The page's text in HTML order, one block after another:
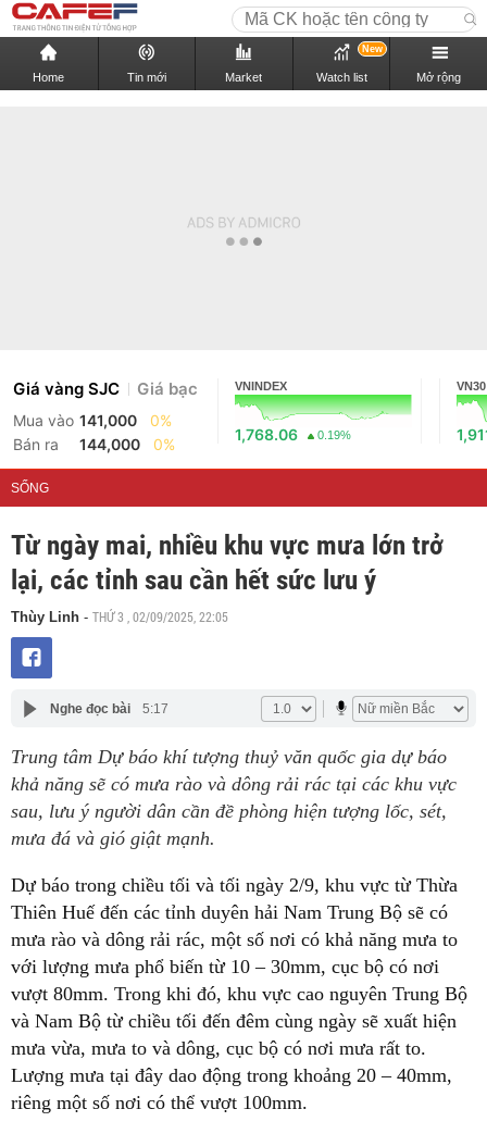
Home Tin mới Market Watch list
New
Mở rộng
Giá vàng SJC Giá bạc
Mua vào 141,000
0%
Bán ra
144,000 0%
VNINDEX
1,768.06 0.19%
VN30
SỐNG
Từ ngày mai, nhiều khu vực mưa lớn trở
lại, các tỉnh sau cần hết sức lưu ý
Thùy Linh - THỨ 3 , 02/09/2025, 22:05
Nghe đọc bài 5:17
Trung tâm Dự báo khí tượng thuỷ văn quốc gia dự báo
khả năng sẽ có mưa rào và dông rải rác tại các khu vực
sau, lưu ý người dân cần đề phòng hiện tượng lốc, sét,
mưa đá và gió giật mạnh.
Dự báo trong chiều tối và tối ngày 2/9, khu vực từ Thừa
Thiên Huế đến các tỉnh duyên hải Nam Trung Bộ sẽ có
mưa rào và dông rải rác, một số nơi có khả năng mưa to
với lượng mưa phổ biến từ 10 – 30mm, cục bộ có nơi
vượt 80mm. Trong khi đó, khu vực cao nguyên Trung Bộ
và Nam Bộ từ chiều tối đến đêm cùng ngày sẽ xuất hiện
mưa vừa, mưa to và dông, cục bộ có nơi mưa rất to.
Lượng mưa tại đây dao động trong khoảng 20 – 40mm,
riêng một số nơi có thể vượt 100mm.